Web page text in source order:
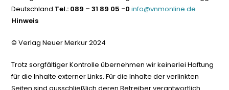
Deutschland Tel.: 089 – 31 89 05 -0 info@vnmonline.de
Hinweis
© Verlag Neuer Merkur 2024
Trotz sorgfältiger Kontrolle übernehmen wir keinerlei Haftung
für die Inhalte externer Links. Für die Inhalte der verlinkten